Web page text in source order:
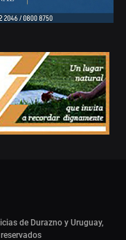
de Durazno y Uruguay,